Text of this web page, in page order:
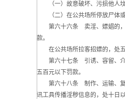
（一）故意破坏、污损他人坟
（二）在公共场所停放尸体或
第六十六条 卖淫、嫖娼的，
款。
在公共场所拉客招嫖的，处五
第六十七条 引诱、容留、介
五百元以下罚款。
第六十八条 制作、运输、复
讯工具传播淫秽信息的，处十日